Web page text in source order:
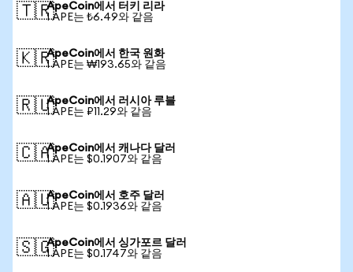
🇹🇷ApeCoin에서 터키 리라
1 APE는 ₺6.49와 같음
🇰🇷ApeCoin에서 한국 원화
1 APE는 ₩193.65와 같음
🇷🇺ApeCoin에서 러시아 루블
1 APE는 ₽11.29와 같음
🇨🇦ApeCoin에서 캐나다 달러
1 APE는 $0.1907와 같음
🇦🇺ApeCoin에서 호주 달러
1 APE는 $0.1936와 같음
🇸🇬ApeCoin에서 싱가포르 달러
1 APE는 $0.1747와 같음